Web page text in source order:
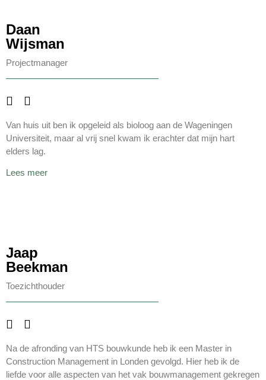
Daan
Wijsman
Projectmanager
Van huis uit ben ik opgeleid als bioloog aan de Wageningen
Universiteit, maar al vrij snel kwam ik erachter dat mijn hart
elders lag.
Lees meer
Jaap
Beekman
Toezichthouder
Na de afronding van HTS bouwkunde heb ik een Master in
Construction Management in Londen gevolgd. Hier heb ik de
liefde voor alle aspecten van het vak bouwmanagement gekregen